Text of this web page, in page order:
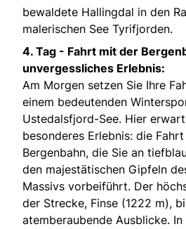
bewaldete Hallingdal in den
malerischen See Tyrifjorden.
4. Tag - Fahrt mit der
unvergessliches Erlebnis:
Am Morgen setzen Sie Ihre
einem bedeutenden
Ustedalsfjord-See. Hier
besonderes Erlebnis: die
Bergenbahn, die Sie an
den majestätischen Gipfeln
Massivs vorbeiführt. Der
der Strecke, Finse (1222 m),
atemberaubende Ausblicke.